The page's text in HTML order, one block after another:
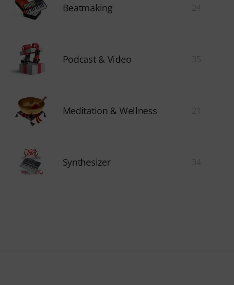
Beatmaking
Podcast & Video
Meditation & Wellness
Synthesizer